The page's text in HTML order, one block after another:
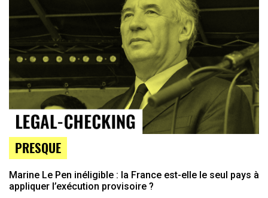
PRESQUE
Marine Le Pen inéligible : la France est-elle le seul pays à
appliquer l’exécution provisoire ?